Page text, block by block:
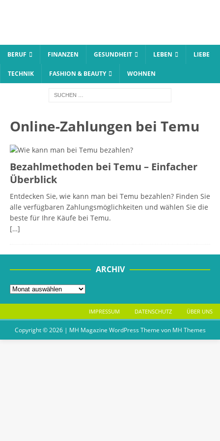
BERUF FINANZEN GESUNDHEIT LEBEN LIEBE
TECHNIK FASHION & BEAUTY WOHNEN
Online-Zahlungen bei Temu
Bezahlmethoden bei Temu – Einfacher
Überblick
Entdecken Sie, wie kann man bei Temu bezahlen? Finden Sie
alle verfügbaren Zahlungsmöglichkeiten und wählen Sie die
beste für Ihre Käufe bei Temu.
[…]
ARCHIV
IMPRESSUM DATENSCHUTZ ÜBER UNS
Copyright © 2026 | MH Magazine WordPress Theme von MH Themes